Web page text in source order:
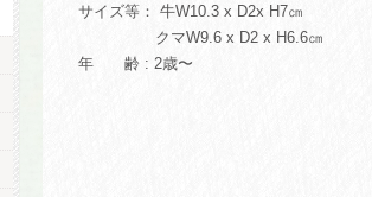
サイズ等： 牛W10.3 x D2x H7㎝
クマW9.6 x D2 x H6.6㎝
年 齢 : 2歳〜